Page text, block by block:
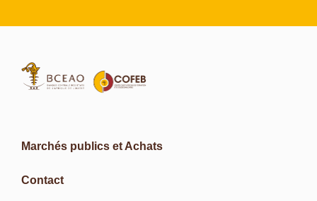
Marchés publics et Achats
Contact